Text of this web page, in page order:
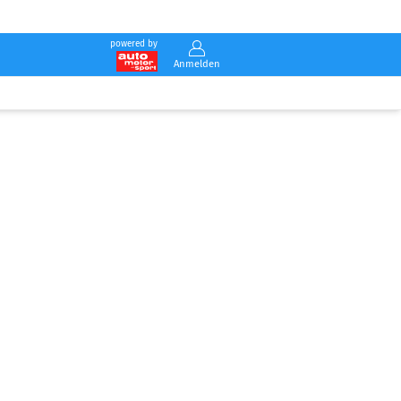
powered by
Anmelden